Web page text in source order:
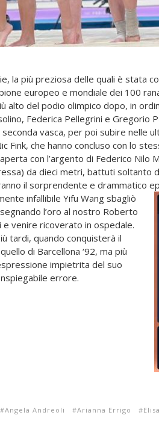
la più preziosa delle quali è stata
europeo e mondiale dei 100
alto del podio olimpico dopo, in
Federica Pellegrini e Gregorio
vasca, per poi subire nelle
Fink, che hanno concluso con lo
con l’argento di Federico Nilo
da dieci metri, battuti soltanto
il sorprendente e drammatico
infallibile Yifu Wang sbagliò
l’oro al nostro Roberto
e venire ricoverato in ospedale.
tardi, quando conquisterà il
di Barcellona ‘92, ma più
impietrita del suo
errore.
Angela Andreoli Arianna Errigo